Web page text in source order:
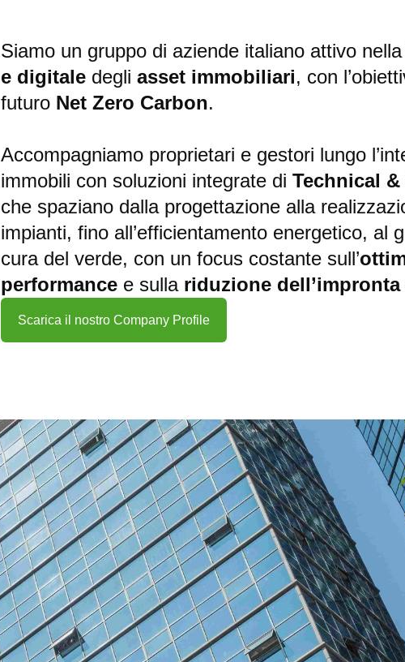
Siamo un gruppo di aziende italiano attivo
e digitale degliasset immobiliari, con
futuro Net Zero Carbon.
Accompagniamo proprietari e gestori lungo
immobili con soluzioni integrate diTechnical
che spaziano dalla progettazione alla
impianti, fino all’efficientamento energetico, al
cura del verde, con un focus costante sull’
performance e sulla riduzione
Scarica il nostro Company Profile